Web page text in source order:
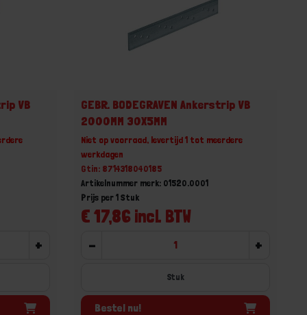
VB
+
GEBR. BODEGRAVEN Ankerstrip VB
2000MM 30X5MM
Niet op voorraad, levertijd 1 tot meerdere
werkdagen
Gtin: 8714318040185
Artikelnummer merk: 01520.0001
€ 17,86 incl. BTW
Prijs per 1 Stuk
- +
Stuk
Bestel nu!